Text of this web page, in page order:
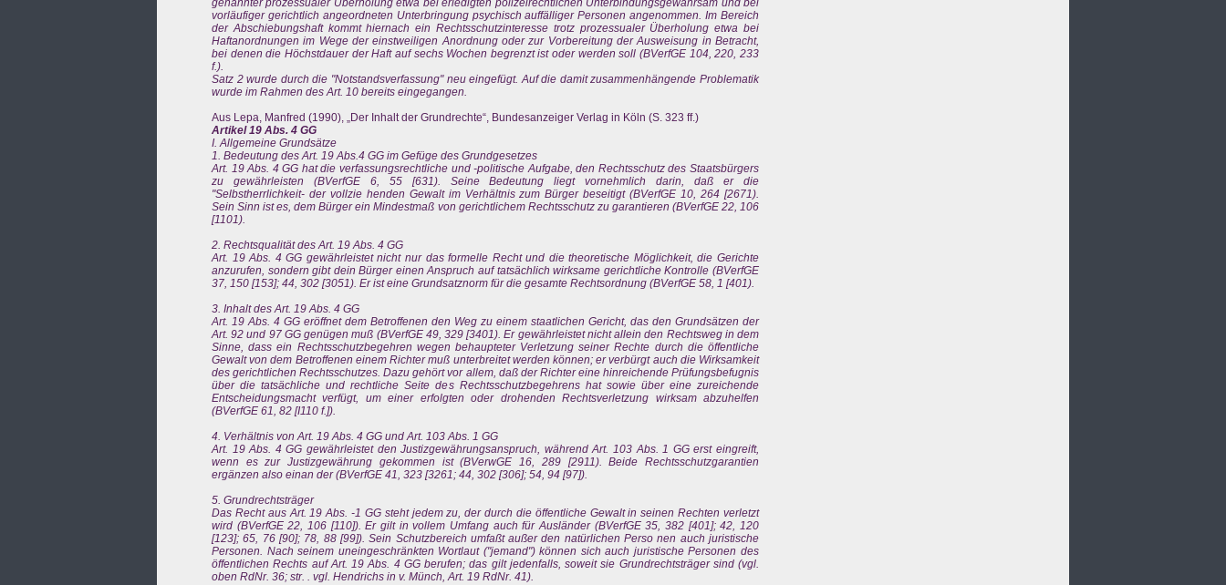
genannter prozessualer Überholung etwa bei erledigten polizeirechtlichen Unterbindungsgewahrsam und bei
vorläufiger gerichtlich angeordneten Unterbringung psychisch auffälliger Personen angenommen. Im Bereich
der Abschiebungshaft kommt hiernach ein Rechtsschutzinteresse trotz prozessualer Überholung etwa bei
Haftanordnungen im Wege der einstweiligen Anordnung oder zur Vorbereitung der Ausweisung in Betracht,
bei denen die Höchstdauer der Haft auf sechs Wochen begrenzt ist oder werden soll (BVerfGE 104, 220, 233
f.).
Satz 2 wurde durch die "Notstandsverfassung" neu eingefügt. Auf die damit zusammenhängende Problematik
wurde im Rahmen des Art. 10 bereits eingegangen.
Aus Lepa, Manfred (1990), „Der Inhalt der Grundrechte“, Bundesanzeiger Verlag in Köln (S. 323 ff.)
Artikel 19 Abs. 4 GG
I. Allgemeine Grundsätze
1. Bedeutung des Art. 19 Abs.4 GG im Gefüge des Grundgesetzes
Art. 19 Abs. 4 GG hat die verfassungsrechtliche und -politische Aufgabe, den Rechtsschutz des Staatsbürgers
zu gewährleisten (BVerfGE 6, 55 [631). Seine Bedeutung liegt vornehmlich darin, daß er die
"Selbstherrlichkeit- der vollzie henden Gewalt im Verhältnis zum Bürger beseitigt (BVerfGE 10, 264 [2671).
Sein Sinn ist es, dem Bürger ein Mindestmaß von gerichtlichem Rechtsschutz zu garantieren (BVerfGE 22, 106
[1101).
2. Rechtsqualität des Art. 19 Abs. 4 GG
Art. 19 Abs. 4 GG gewährleistet nicht nur das formelle Recht und die theoretische Möglichkeit, die Gerichte
anzurufen, sondern gibt dein Bürger einen Anspruch auf tatsächlich wirksame gerichtliche Kontrolle (BVerfGE
37, 150 [153]; 44, 302 [3051). Er ist eine Grundsatznorm für die gesamte Rechtsordnung (BVerfGE 58, 1 [401).
3. Inhalt des Art. 19 Abs. 4 GG
Art. 19 Abs. 4 GG eröffnet dem Betroffenen den Weg zu einem staatlichen Gericht, das den Grundsätzen der
Art. 92 und 97 GG genügen muß (BVerfGE 49, 329 [3401). Er gewährleistet nicht allein den Rechtsweg in dem
Sinne, dass ein Rechtsschutzbegehren wegen behaupteter Verletzung seiner Rechte durch die öffentliche
Gewalt von dem Betroffenen einem Richter muß unterbreitet werden können; er verbürgt auch die Wirksamkeit
des gerichtlichen Rechtsschutzes. Dazu gehört vor allem, daß der Richter eine hinreichende Prüfungsbefugnis
über die tatsächliche und rechtliche Seite des Rechtsschutzbegehrens hat sowie über eine zureichende
Entscheidungsmacht verfügt, um einer erfolgten oder drohenden Rechtsverletzung wirksam abzuhelfen
(BVerfGE 61, 82 [I110 f.]).
4. Verhältnis von Art. 19 Abs. 4 GG und Art. 103 Abs. 1 GG
Art. 19 Abs. 4 GG gewährleistet den Justizgewährungsanspruch, während Art. 103 Abs. 1 GG erst eingreift,
wenn es zur Justizgewährung gekommen ist (BVerwGE 16, 289 [2911). Beide Rechtsschutzgarantien
ergänzen also einan der (BVerfGE 41, 323 [3261; 44, 302 [306]; 54, 94 [97]).
5. Grundrechtsträger
Das Recht aus Art. 19 Abs. -1 GG steht jedem zu, der durch die öffentliche Gewalt in seinen Rechten verletzt
wird (BVerfGE 22, 106 [110]). Er gilt in vollem Umfang auch für Ausländer (BVerfGE 35, 382 [401]; 42, 120
[123]; 65, 76 [90]; 78, 88 [99]). Sein Schutzbereich umfaßt außer den natürlichen Perso nen auch juristische
Personen. Nach seinem uneingeschränkten Wortlaut ("jemand") können sich auch juristische Personen des
öffentlichen Rechts auf Art. 19 Abs. 4 GG berufen; das gilt jedenfalls, soweit sie Grundrechtsträger sind (vgl.
oben RdNr. 36; str. . vgl. Hendrichs in v. Münch, Art. 19 RdNr. 41).